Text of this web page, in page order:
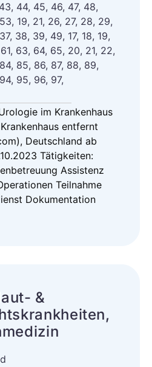
44, 45, 46, 47, 48,
19, 21, 26, 27, 28, 29,
38, 39, 49, 17, 18, 19,
63, 64, 65, 20, 21, 22,
85, 86, 87, 88, 89,
95, 96, 97,
im Krankenhaus
entfernt
Deutschland ab
Tätigkeiten:
Assistenz
Teilnahme
Dokumentation
&